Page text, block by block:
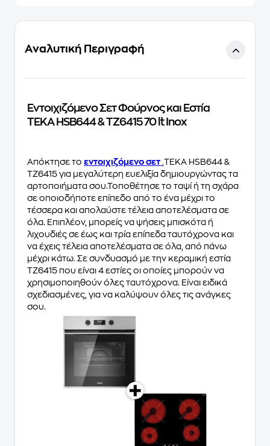
Αναλυτική Περιγραφή
Εντοιχιζόμενο Σετ Φούρνος και Εστία
TEKA HSB644 & TZ6415 70 lt Inox
Απόκτησε το εντοιχιζόμενο σετ ,TEKA HSB644 &
TZ6415 για μεγαλύτερη ευελιξία δημιουργώντας τα
αρτοποιήματα σου.Τοποθέτησε το ταψί ή τη σχάρα
σε οποιοδήποτε επίπεδο από το ένα μέχρι το
τέσσερα και απολαύστε τέλεια αποτελέσματα σε
όλα. Επιπλέον, μπορείς να ψήσεις μπισκότα ή
λιχουδιές σε έως και τρία επίπεδα ταυτόχρονα και
να έχεις τέλεια αποτελέσματα σε όλα, από πάνω
μέχρι κάτω. Σε συνδυασμό με την κεραμική εστία
TZ6415 που είναι 4 εστίες οι οποίες μπορούν να
χρησιμοποιηθούν όλες ταυτόχρονα. Είναι ειδικά
σχεδιασμένες, για να καλύψουν όλες τις ανάγκες
σου.